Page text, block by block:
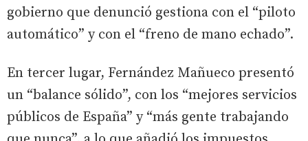
gobierno que denunció gestiona con el “piloto
automático” y con el “freno de mano echado”.
En tercer lugar, Fernández Mañueco presentó
un “balance sólido”, con los “mejores servicios
públicos de España” y “más gente trabajando